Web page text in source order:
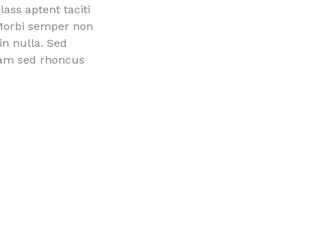
aptent taciti
semper non
nulla. Sed
sed rhoncus